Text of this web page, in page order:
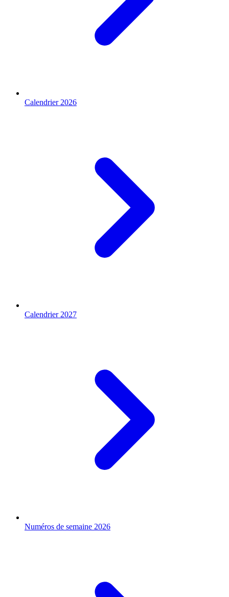
Calendrier 2026
Calendrier 2027
Numéros de semaine 2026